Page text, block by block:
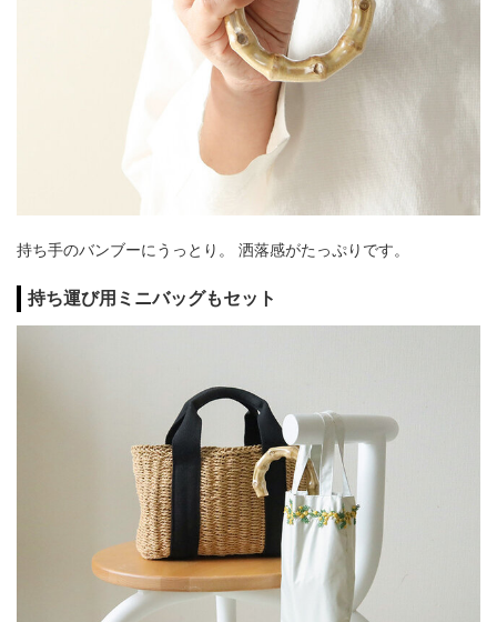
持ち手のバンブーにうっとり。 洒落感がたっぷりです。
持ち運び用ミニバッグもセット